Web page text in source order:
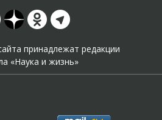
принадлежат редакции
«Наука и жизнь»